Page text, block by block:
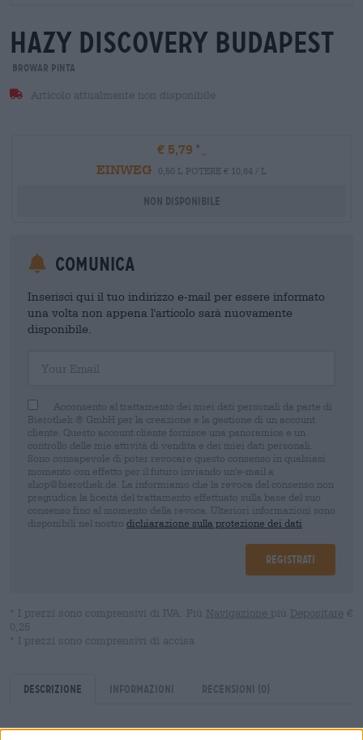
hazy discovery budapest
Browar Pinta
Articolo attualmente non disponibile
€ 5,79
EINWEG
0,50 L POTERE € 10,84 / L
Non disponibile
Comunica
Inserisci qui il tuo indirizzo e-mail per essere informato
una volta non appena l'articolo sarà nuovamente
disponibile.
Acconsento al trattamento dei miei dati personali da parte di
Bierothek ® GmbH per la creazione e la gestione di un account
cliente. Questo account cliente fornisce una panoramica e un
controllo delle mie attività di vendita e dei miei dati personali.
Sono consapevole di poter revocare questo consenso in qualsiasi
momento con effetto per il futuro inviando un'e-mail a
shop@bierothek.de. La informiamo che la revoca del consenso non
pregiudica la liceità del trattamento effettuato sulla base del suo
consenso fino al momento della revoca. Ulteriori informazioni sono
disponibili nel nostro dichiarazione sulla protezione dei dati
Registrati
* I prezzi sono comprensivi di IVA. Più Navigazione più Depositare €
0,25
* I prezzi sono comprensivi di accisa
Descrizione Informazioni Recensioni (0)